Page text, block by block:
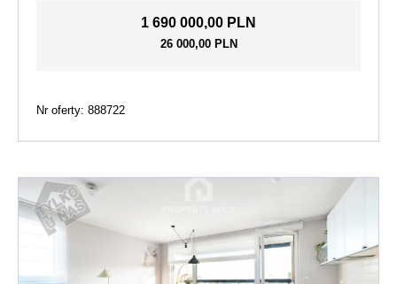
1 690 000,00 PLN
26 000,00 PLN
Nr oferty: 888722